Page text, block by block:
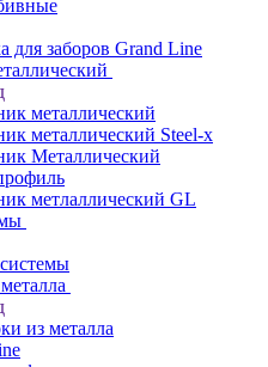
для заборов Grand Line
металлический
металлический Steel-x
Металлический
метлаллический GL
из металла